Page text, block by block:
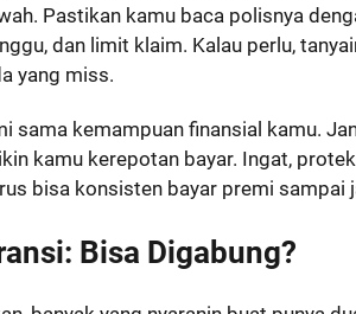
Pastikan kamu baca polisnya
dan limit klaim. Kalau perlu,
yang miss.
sama kemampuan finansial kamu.
kamu kerepotan bayar. Ingat,
bisa konsisten bayar premi sampai
Bisa Digabung?